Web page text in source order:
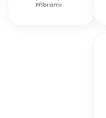
Příbrami